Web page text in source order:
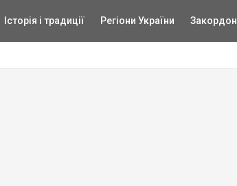
Історія і традиції Регіони України Закордон